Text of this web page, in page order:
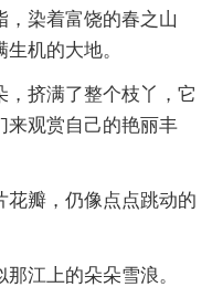
，染着富饶的春之山
机的大地。
挤满了整个枝丫，它
来观赏自己的艳丽丰
花瓣，仍像点点跳动的
江上的朵朵雪浪。